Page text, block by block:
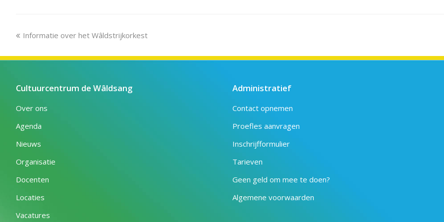
previous
Informatie over het Wâldstrijkorkest
Cultuurcentrum de Wâldsang
Over ons
Agenda
Nieuws
Organisatie
Docenten
Locaties
Vacatures
Administratief
Contact opnemen
Proefles aanvragen
Inschrijfformulier
Tarieven
Geen geld om mee te doen?
Algemene voorwaarden